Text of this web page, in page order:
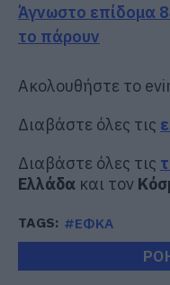
Άγνωστο επίδομα
το πάρουν
Ακολουθήστε το
Διαβάστε όλες τις
Διαβάστε όλες τις
Ελλάδα και τον
TAGS: #ΕΦΚΑ